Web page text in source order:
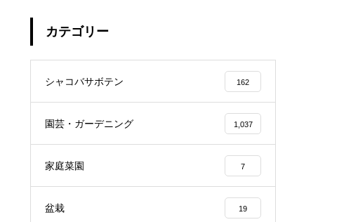
カテゴリー
シャコバサボテン 162
園芸・ガーデニング 1,037
家庭菜園 7
盆栽 19